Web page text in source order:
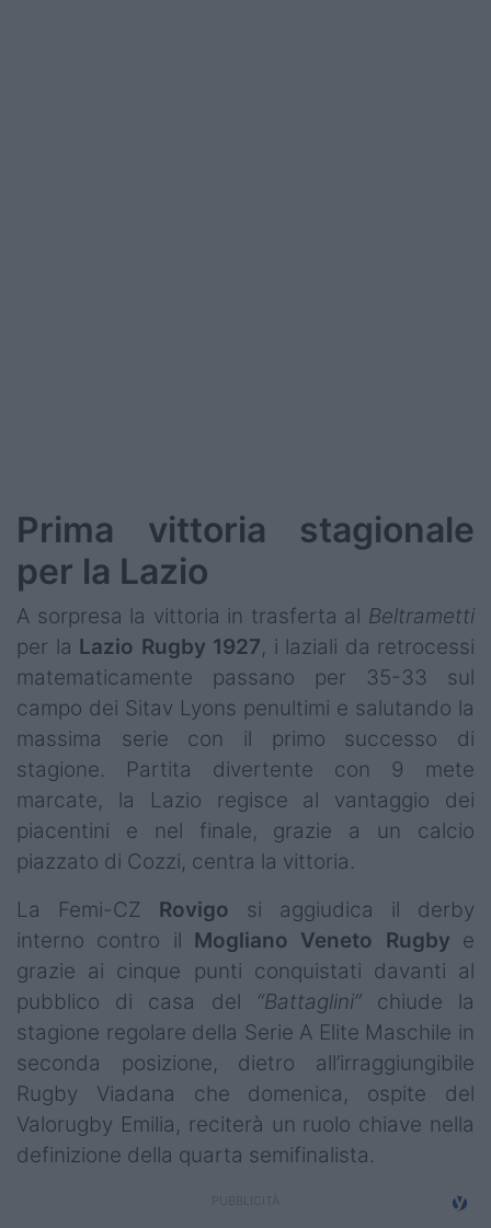
Shop
Prima vittoria stagionale
per la Lazio
A sorpresa la vittoria in trasferta al Beltrametti
per la Lazio Rugby 1927, i laziali da retrocessi
matematicamente passano per 35-33 sul
campo dei Sitav Lyons penultimi e salutando la
massima serie con il primo successo di
stagione. Partita divertente con 9 mete
marcate, la Lazio regisce al vantaggio dei
piacentini e nel finale, grazie a un calcio
piazzato di Cozzi, centra la vittoria.
La Femi-CZ Rovigo si aggiudica il derby
interno contro il Mogliano Veneto Rugby e
grazie ai cinque punti conquistati davanti al
pubblico di casa del
“Battaglini”chiude la
stagione regolare della Serie A Elite Maschile in
seconda posizione, dietro all’irraggiungibile
Rugby Viadana che domenica, ospite del
Valorugby Emilia, reciterà un ruolo chiave nella
definizione della quarta semifinalista.